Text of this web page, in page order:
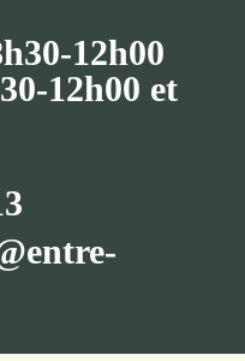
12h00
12h00 et